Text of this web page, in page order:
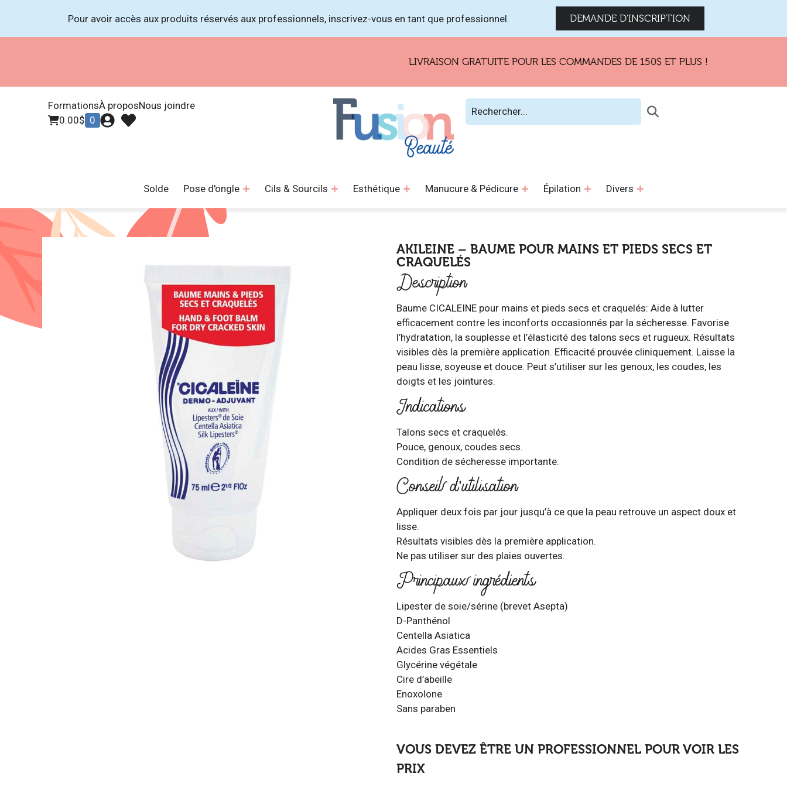
Pour avoir accès aux produits réservés aux professionnels, inscrivez-vous en tant que professionnel. DEMANDE D'INSCRIPTION
LIVRAISON GRATUITE POUR LES COMMANDES DE 150$ ET PLUS !
FormationsÀ proposNous joindre
0.00$ 0
Solde Pose d'ongle Cils & Sourcils Esthétique Manucure & Pédicure Épilation Divers
AKILEINE – BAUME POUR MAINS ET PIEDS SECS ET
CRAQUELÉS
Description
Baume CICALEINE pour mains et pieds secs et craquelés: Aide à lutter
efficacement contre les inconforts occasionnés par la sécheresse. Favorise
l’hydratation, la souplesse et l’élasticité des talons secs et rugueux. Résultats
visibles dès la première application. Efficacité prouvée cliniquement. Laisse la
peau lisse, soyeuse et douce. Peut s’utiliser sur les genoux, les coudes, les
doigts et les jointures.
Indications
Talons secs et craquelés.
Pouce, genoux, coudes secs.
Condition de sécheresse importante.
Conseil d’utilisation
Appliquer deux fois par jour jusqu’à ce que la peau retrouve un aspect doux et
lisse.
Résultats visibles dès la première application.
Ne pas utiliser sur des plaies ouvertes.
Principaux ingrédients
Lipester de soie/sérine (brevet Asepta)
D-Panthénol
Centella Asiatica
Acides Gras Essentiels
Glycérine végétale
Cire d’abeille
Enoxolone
Sans paraben
VOUS DEVEZ ÊTRE UN PROFESSIONNEL POUR VOIR LES
PRIX